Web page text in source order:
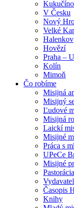
V Česku
Nový
Velké
Halenkov
Hovězí
Praha –
Kolín
Mimoň
Čo robíme
Misijná
Misijný
Ľudové
Misijná
Laickí
Misijné
Práca s
UPeCe
Misijné
Časopis
Knihy